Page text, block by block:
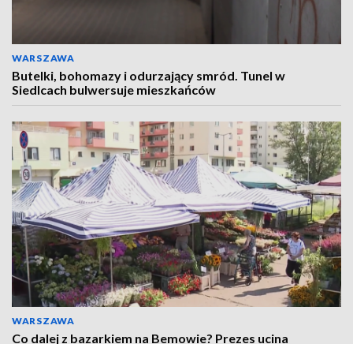
WARSZAWA
Butelki, bohomazy i odurzający smród. Tunel w
Siedlcach bulwersuje mieszkańców
WARSZAWA
Co dalej z bazarkiem na Bemowie? Prezes ucina